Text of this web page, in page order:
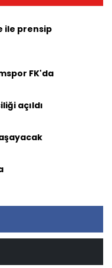
ile prensip
FK'da
açıldı